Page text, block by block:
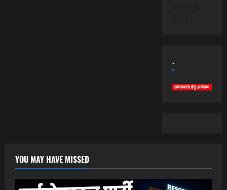
.
YOU MAY HAVE MISSED